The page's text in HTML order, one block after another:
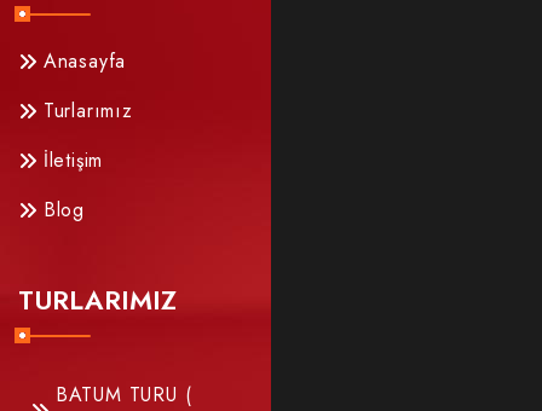
Anasayfa
Turlarımız
İletişim
Blog
TURLARIMIZ
BATUM TURU (